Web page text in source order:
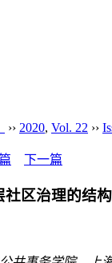
›› 2020, Vol. 22 ››
下一篇
社区治理的